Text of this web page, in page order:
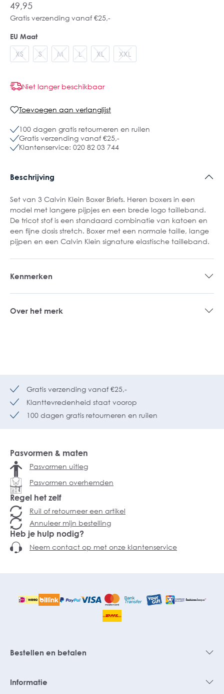
49,95
Gratis verzending vanaf €25,-
EU Maat
XS S M L XL XXL
Niet langer beschikbaar
Toevoegen aan verlanglijst
100 dagen gratis retourneren en ruilen
Gratis verzending vanaf €25,-
Klantenservice: 020 82 03 744
Beschrijving
Set van 3 Calvin Klein Boxer Briefs. Heren boxers in een
model met langere pijpjes en een brede logo tailleband.
De tricot stof is een standaard combinatie van katoen en
een fijne dosis stretch. Boxer met een normale taille, lange
pijpen en een Calvin Klein signature elastische tailleband.
Kenmerken
Over het merk
Gratis verzending vanaf €25,-
Klanttevredenheid staat voorop
100 dagen gratis retourneren en ruilen
Pasvormen & maten
Pasvormen uitleg
Pasvormen overhemden
Regel het zelf
Ruil of retourneer een artikel
Annuleer mijn bestelling
Heb je hulp nodig?
Neem contact op met onze klantenservice
Bestellen en betalen
Informatie